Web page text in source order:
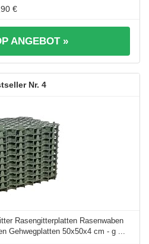
€
ANGEBOT »
4
Rasengitterplatten Rasenwaben
Gehwegplatten 50x50x4 cm - g ...